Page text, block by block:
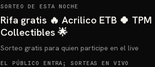
SORTEO DE ESTA NOCHE
Rifa gratis 🔥 Acrilico ETB 🍀 TPM
Collectibles 🌟
Sorteo gratis para quien participe en el live
EL PÚBLICO ENTRA; SORTEAS EN VIVO